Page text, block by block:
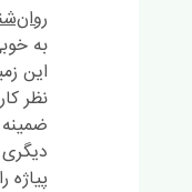
به
این
نظر
پیاژه